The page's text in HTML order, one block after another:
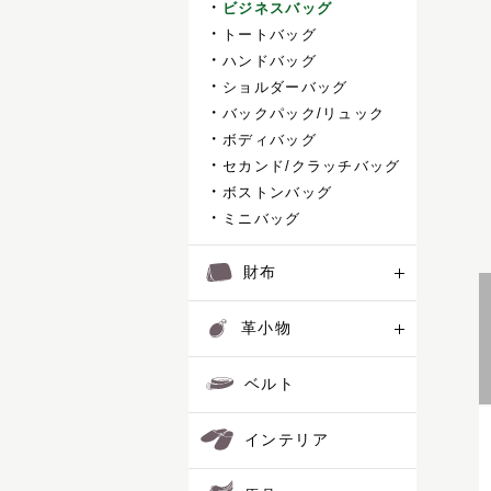
ビジネスバッグ
トートバッグ
ハンドバッグ
ショルダーバッグ
バックパック/リュック
ボディバッグ
セカンド/クラッチバッグ
ボストンバッグ
ミニバッグ
財布
革小物
ベルト
インテリア